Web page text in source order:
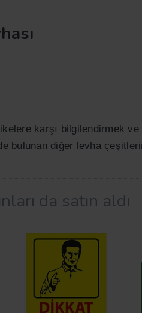
karşı bilgilendirmek
bulunan diğer levha
da satın aldı